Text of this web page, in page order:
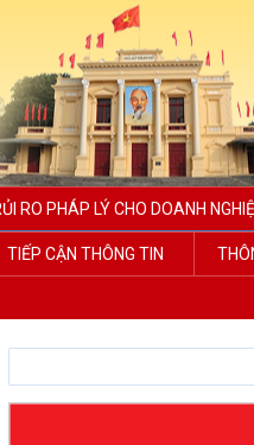
RO PHÁP LÝ CHO DOANH
TIẾP CẬN THÔNG TIN